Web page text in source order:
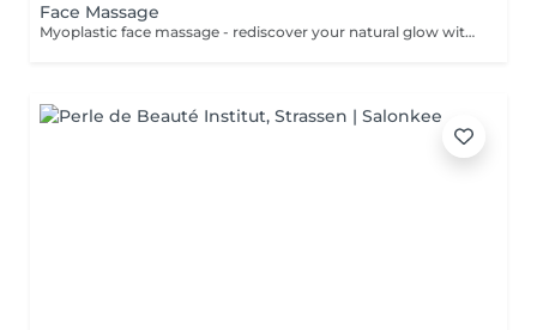
Face Massage
Myoplastic face massage - rediscover your natural glow with the deeply rejuvenating myoplastic face massage. This unique technique works not only on the surface of your skin but also on the deeper layers of muscles and fascia. Through precise, sculpting movements, it releases tension, improves circulation, and restores elasticity. The result? A lifted, defined, and radiant look that feels as refreshing as it appears. Every session is like a reset for your face leaving you looking youthful, relaxed, and glowing with vitality. Buccal face massage - is one of the most exclusive beauty treatments loved by celebrities worldwide. Performed both outside and inside the mouth, it targets the deepest facial muscles that are rarely activated. This powerful technique relieves jaw tension, sculpts cheekbones, plumps lips naturally, and improves lymphatic drainage. The result is a beautifully contoured, youthful face with a radiant, healthy glow. After just one session, you'll feel lighter, fresher, and more confident. This is an experience that goes beyond beauty, reaching harmony and balance. Express face massage is designed for those who value their time while expecting visible, refined results. This 30-minute lifting massage focuses on precise muscle stimulation to restore facial tone, improve skin firmness, and redefine the natural facial contour. The treatment helps reduce visible signs of fatigue while stimulating microcirculation, allowing the skin to regain a fresh, radiant, and naturally healthy glow. Perfect as an additional boost to your body massage for complete relaxation and rejuvenation. Important: This treatment is available only as an add-on to any body massage and cannot be booked as a standalone service.